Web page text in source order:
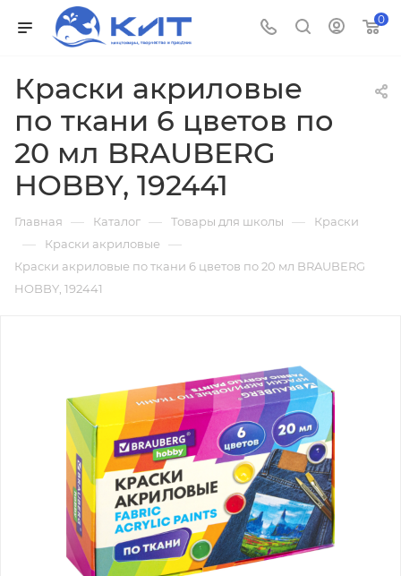
0
Краски акриловые
по ткани 6 цветов по
20 мл BRAUBERG
HOBBY, 192441
Главная — Каталог — Товары для школы — Краски
— Краски акриловые —
Краски акриловые по ткани 6 цветов по 20 мл BRAUBERG
HOBBY, 192441